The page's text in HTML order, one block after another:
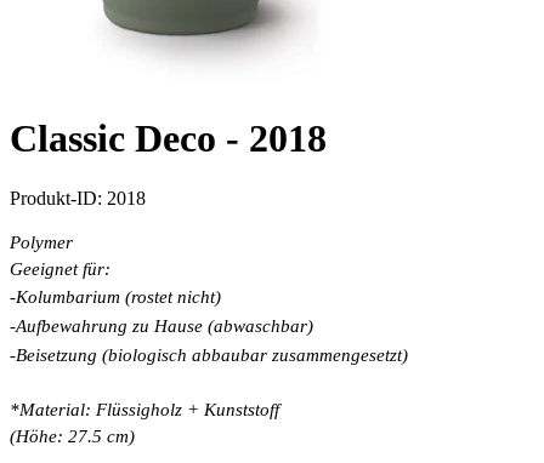
Classic Deco - 2018
Produkt-ID: 2018
Polymer
Geeignet für:
-Kolumbarium (rostet nicht)
-Aufbewahrung zu Hause (abwaschbar)
-Beisetzung (biologisch abbaubar zusammengesetzt)
*Material: Flüssigholz + Kunststoff
(Höhe: 27.5 cm)